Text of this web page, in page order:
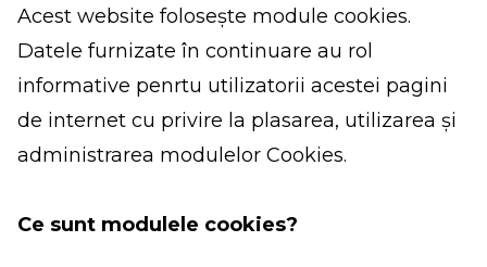
Acest website folosește module cookies.
Datele furnizate în continuare au rol
informative penrtu utilizatorii acestei pagini
de internet cu privire la plasarea, utilizarea și
administrarea modulelor Cookies.
Ce sunt modulele cookies?